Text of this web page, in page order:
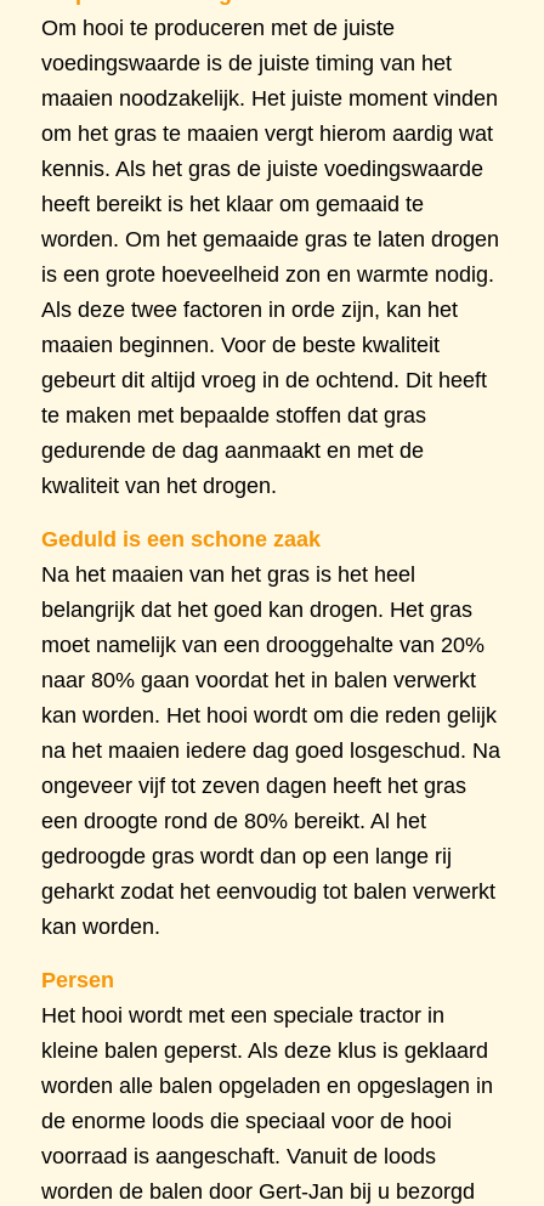
Om hooi te produceren met de juiste
voedingswaarde is de juiste timing van het
maaien noodzakelijk. Het juiste moment vinden
om het gras te maaien vergt hierom aardig wat
kennis. Als het gras de juiste voedingswaarde
heeft bereikt is het klaar om gemaaid te
worden. Om het gemaaide gras te laten drogen
is een grote hoeveelheid zon en warmte nodig.
Als deze twee factoren in orde zijn, kan het
maaien beginnen. Voor de beste kwaliteit
gebeurt dit altijd vroeg in de ochtend. Dit heeft
te maken met bepaalde stoffen dat gras
gedurende de dag aanmaakt en met de
kwaliteit van het drogen.
Geduld is een schone zaak
Na het maaien van het gras is het heel
belangrijk dat het goed kan drogen. Het gras
moet namelijk van een drooggehalte van 20%
naar 80% gaan voordat het in balen verwerkt
kan worden. Het hooi wordt om die reden gelijk
na het maaien iedere dag goed losgeschud. Na
ongeveer vijf tot zeven dagen heeft het gras
een droogte rond de 80% bereikt. Al het
gedroogde gras wordt dan op een lange rij
geharkt zodat het eenvoudig tot balen verwerkt
kan worden.
Persen
Het hooi wordt met een speciale tractor in
kleine balen geperst. Als deze klus is geklaard
worden alle balen opgeladen en opgeslagen in
de enorme loods die speciaal voor de hooi
voorraad is aangeschaft. Vanuit de loods
worden de balen door Gert-Jan bij u bezorgd